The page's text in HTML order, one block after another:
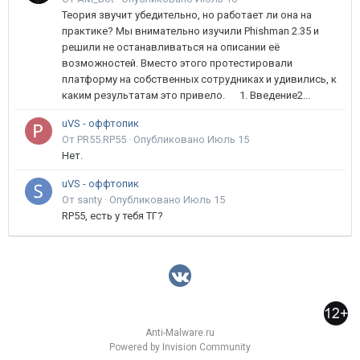
Теория звучит убедительно, но работает ли она на
практике? Мы внимательно изучили Phishman 2.35 и
решили не останавливаться на описании её
возможностей. Вместо этого протестировали
платформу на собственных сотрудниках и удивились, к
каким результатам это привело. 1. Введение2...
uVS - оффтопик
От PR55.RP55 · Опубликовано Июль 15
Нет.
uVS - оффтопик
От santy · Опубликовано Июль 15
RP55, есть у тебя ТГ?
Anti-Malware.ru
Powered by Invision Community